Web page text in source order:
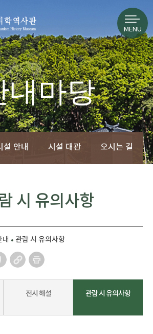
MENU
내마당
설 안내 시설 대관 오시는 길
내 관람 시 유의사항
시 유의사항
전시 해설 관람 시 유의사항